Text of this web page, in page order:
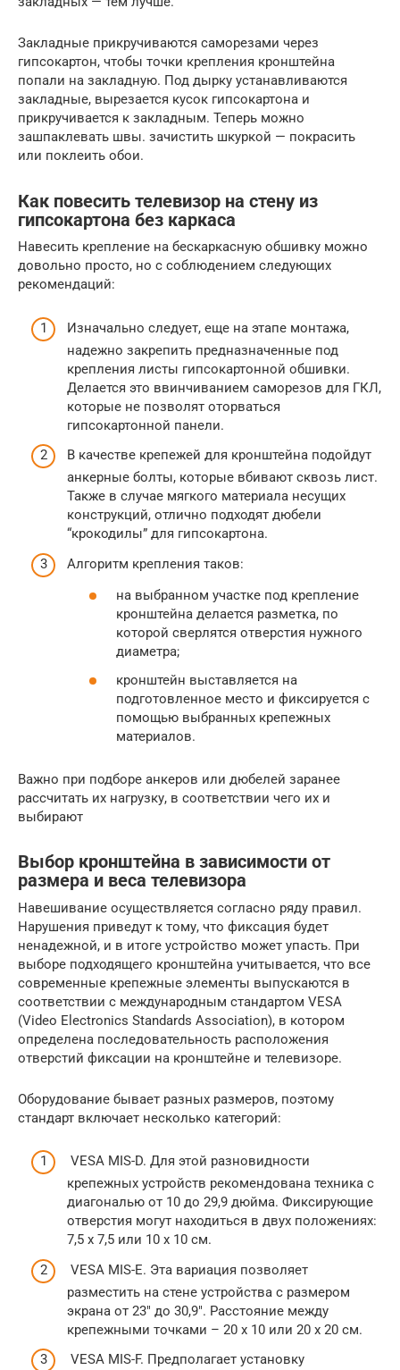
Закладные прикручиваются саморезами через
гипсокартон, чтобы точки крепления кронштейна
попали на закладную. Под дырку устанавливаются
закладные, вырезается кусок гипсокартона и
прикручивается к закладным. Теперь можно
зашпаклевать швы. зачистить шкуркой — покрасить
или поклеить обои.
Как повесить телевизор на стену из
гипсокартона без каркаса
Навесить крепление на бескаркасную обшивку можно
довольно просто, но с соблюдением следующих
рекомендаций:
Изначально следует, еще на этапе монтажа,
надежно закрепить предназначенные под
крепления листы гипсокартонной обшивки.
Делается это ввинчиванием саморезов для ГКЛ,
которые не позволят оторваться
гипсокартонной панели.
В качестве крепежей для кронштейна подойдут
анкерные болты, которые вбивают сквозь лист.
Также в случае мягкого материала несущих
конструкций, отлично подходят дюбели
“крокодилы” для гипсокартона.
Алгоритм крепления таков:
на выбранном участке под крепление
кронштейна делается разметка, по
которой сверлятся отверстия нужного
диаметра;
кронштейн выставляется на
подготовленное место и фиксируется с
помощью выбранных крепежных
материалов.
Важно при подборе анкеров или дюбелей заранее
рассчитать их нагрузку, в соответствии чего их и
выбирают
Выбор кронштейна в зависимости от
размера и веса телевизора
Навешивание осуществляется согласно ряду правил.
Нарушения приведут к тому, что фиксация будет
ненадежной, и в итоге устройство может упасть. При
выборе подходящего кронштейна учитывается, что все
современные крепежные элементы выпускаются в
соответствии с международным стандартом VESA
(Video Electronics Standards Association), в котором
определена последовательность расположения
отверстий фиксации на кронштейне и телевизоре.
Оборудование бывает разных размеров, поэтому
стандарт включает несколько категорий:
VESA MIS-D. Для этой разновидности
крепежных устройств рекомендована техника с
диагональю от 10 до 29,9 дюйма. Фиксирующие
отверстия могут находиться в двух положениях:
7,5 х 7,5 или 10 х 10 см.
VESA MIS-E. Эта вариация позволяет
разместить на стене устройства с размером
экрана от 23″ до 30,9″. Расстояние между
крепежными точками – 20 х 10 или 20 х 20 см.
VESA MIS-F. Предполагает установку